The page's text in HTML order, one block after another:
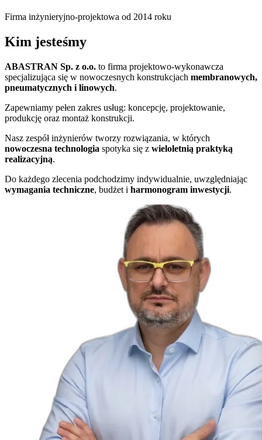
Firma inżynieryjno-projektowa od 2014 roku
Kim jesteśmy
ABASTRAN Sp. z o.o. to firma projektowo-wykonawcza
specjalizująca się w nowoczesnych konstrukcjach membranowych,
pneumatycznych i linowych.
Zapewniamy pełen zakres usług: koncepcję, projektowanie,
produkcję oraz montaż konstrukcji.
Nasz zespół inżynierów tworzy rozwiązania, w których
nowoczesna technologia spotyka się z wieloletnią praktyką
realizacyjną.
Do każdego zlecenia podchodzimy indywidualnie, uwzględniając
wymagania techniczne, budżet i harmonogram inwestycji.